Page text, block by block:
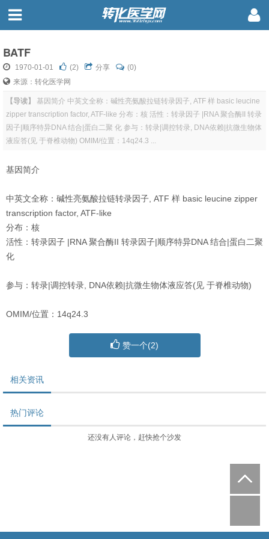
BATF
1970-01-01 (2) 分享
(0)
来源：转化医学网
【导读】
基因简介 中英文全称：碱性亮氨酸拉链转录因子, ATF 样 basic leucine
zipper transcription factor, ATF-like 分布：核 活性：转录因子 |RNA 聚合酶II 转录
因子|顺序特异DNA 结合|蛋白二聚 化 参与：转录|调控转录, DNA依赖|抗微生物体
液应答(见 于脊椎动物) OMIM/位置：14q24.3 ...
基因简介
中英文全称：碱性亮氨酸拉链转录因子, ATF 样 basic leucine zipper
transcription factor, ATF-like
分布：核
活性：转录因子 |RNA 聚合酶II 转录因子|顺序特异DNA 结合|蛋白二聚
化
参与：转录|调控转录, DNA依赖|抗微生物体液应答(见 于脊椎动物)
OMIM/位置：14q24.3
赞一个(2)
相关资讯
热门评论
还没有人评论，赶快抢个沙发